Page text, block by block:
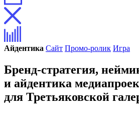
Айдентика Сайт Промо-ролик Игра
Бренд-стратегия,
и айдентика
для Третьяковской